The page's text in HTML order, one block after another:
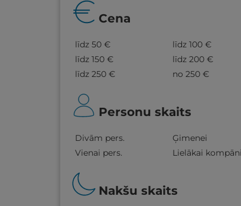
Cena
līdz 50 €
līdz 100 €
līdz 150 €
līdz 200 €
līdz 250 €
no 250 €
Personu skaits
Divām pers.
Ģimenei
Vienai pers.
Lielākai
Nakšu skaits